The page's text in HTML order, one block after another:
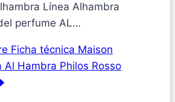
Línea Alhambra
perfume AL…
Ficha técnica Maison
Al Hambra Philos Rosso